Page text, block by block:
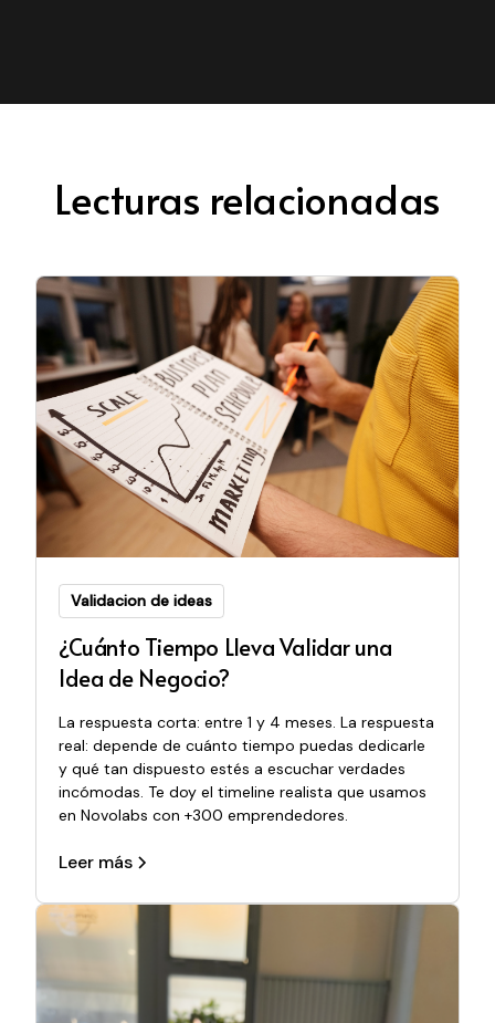
Lecturas relacionadas
Validacion de ideas
¿Cuánto Tiempo Lleva Validar una
Idea de Negocio?
La respuesta corta: entre 1 y 4 meses. La respuesta
real: depende de cuánto tiempo puedas dedicarle
y qué tan dispuesto estés a escuchar verdades
incómodas. Te doy el timeline realista que usamos
en Novolabs con +300 emprendedores.
Leer más